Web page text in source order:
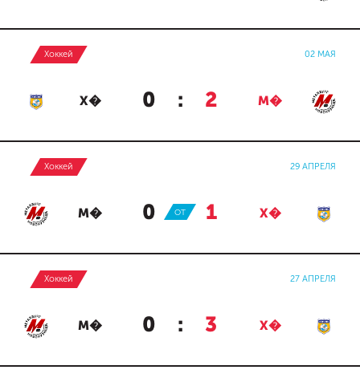
Хоккей 02 МАЯ
Х� 0 : 2 М�
Хоккей 29 АПРЕЛЯ
М� 0 : 1 Х�
ОТ
Хоккей 27 АПРЕЛЯ
М� 0 : 3 Х�